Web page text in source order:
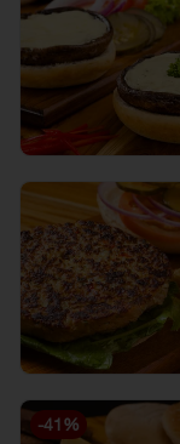
-41 %